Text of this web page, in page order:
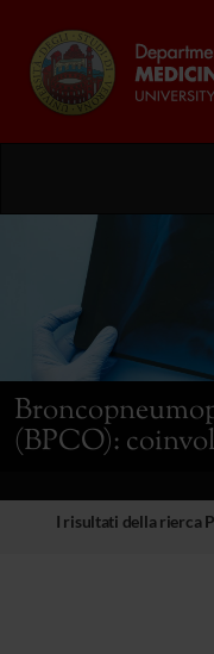
(BPCO):
I risultati della rierca